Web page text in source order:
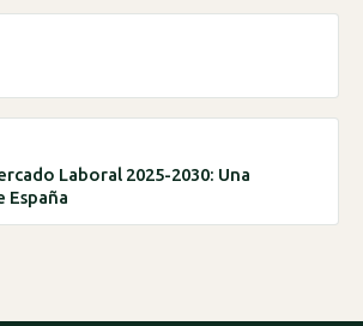
Laboral 2025-2030: Una
España